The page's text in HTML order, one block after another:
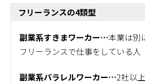
フリーランスの4類型
副業系すきまワーカー…本業は別
フリーランスで仕事をしている人
副業系パラレルワーカー…2社以